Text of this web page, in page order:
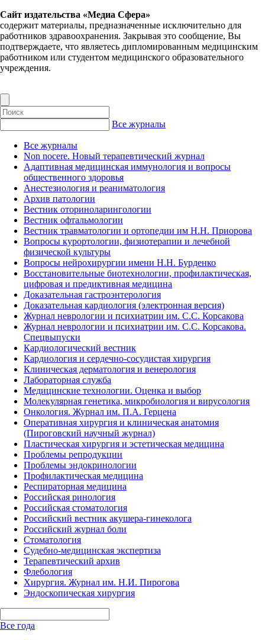
Сайт издательства «Медиа Сфера»
содержит материалы, предназначенные исключительно для
работников здравоохранения. Закрывая это сообщение, Вы
подтверждаете, что являетесь дипломированным медицинским
работником или студентом медицинского образовательного
учреждения.
Все журналы
Все журналы
Non nocere. Новый терапевтический журнал
Адаптивная медицинская иммунология и вопросы
общественного здоровья
Анестезиология и реаниматология
Архив патологии
Вестник оториноларингологии
Вестник офтальмологии
Вестник травматологии и ортопедии им Н.Н. Приорова
Вопросы курортологии, физиотерапии и лечебной
физической культуры
Вопросы нейрохирургии имени Н.Н. Бурденко
Восстановительные биотехнологии, профилактическая,
цифровая и предиктивная медицина
Доказательная гастроэнтерология
Доказательная кардиология (электронная версия)
Журнал неврологии и психиатрии им. С.С. Корсакова
Журнал неврологии и психиатрии им. С.С. Корсакова.
Спецвыпуски
Кардиологический вестник
Кардиология и сердечно-сосудистая хирургия
Клиническая дерматология и венерология
Лабораторная служба
Медицинские технологии. Оценка и выбор
Молекулярная генетика, микробиология и вирусология
Онкология. Журнал им. П.А. Герцена
Оперативная хирургия и клиническая анатомия
(Пироговский научный журнал)
Пластическая хирургия и эстетическая медицина
Проблемы репродукции
Проблемы эндокринологии
Профилактическая медицина
Респираторная медицина
Российская ринология
Российская стоматология
Российский вестник акушера-гинеколога
Российский журнал боли
Стоматология
Судебно-медицинская экспертиза
Терапевтический архив
Флебология
Хирургия. Журнал им. Н.И. Пирогова
Эндоскопическая хирургия
Все года